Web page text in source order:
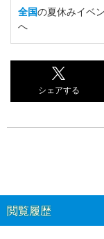
全国の夏休みイベ
へ
シェアする
閲覧履歴